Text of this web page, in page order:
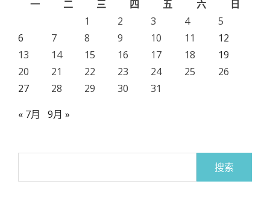
一
二 三 四 五 六
日
1
2 3 4
5
6
7 8 9 10 11
12
13
14 15 16 17 18
19
20
21 22 23 24 25
26
27
28 29 30
31
« 7月
9月 »